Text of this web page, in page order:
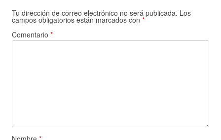
Tu dirección de correo electrónico no será publicada. Los
campos obligatorios están marcados con *
Comentario *